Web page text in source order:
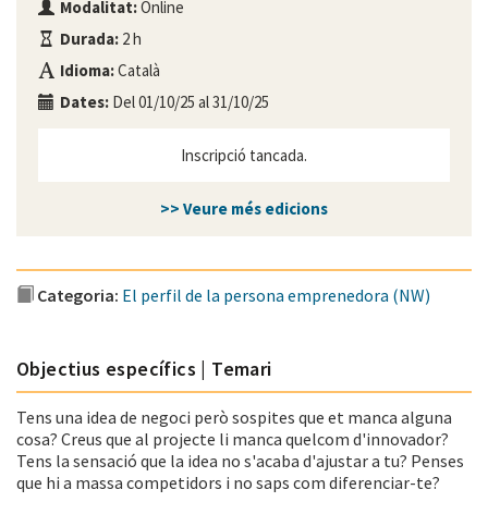
Modalitat:Online
Durada: 2 h
Idioma:Català
Dates: Del 01/10/25 al 31/10/25
Inscripció tancada.
>> Veure més edicions
Categoria: El perfil de la persona emprenedora (NW)
Objectius específics | Temari
Tens una idea de negoci però sospites que et manca alguna
cosa? Creus que al projecte li manca quelcom d'innovador?
Tens la sensació que la idea no s'acaba d'ajustar a tu? Penses
que hi a massa competidors i no saps com diferenciar-te?